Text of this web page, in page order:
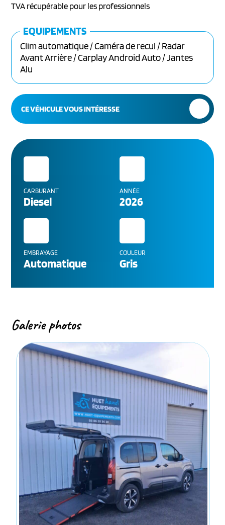
TVA récupérable pour les professionnels
EQUIPEMENTS
Clim automatique / Caméra de recul / Radar
Avant Arrière / Carplay Android Auto / Jantes
Alu
CE VÉHICULE VOUS INTÉRESSE
CARBURANT
Diesel
ANNÉE
2026
EMBRAYAGE
Automatique
COULEUR
Gris
Galerie photos